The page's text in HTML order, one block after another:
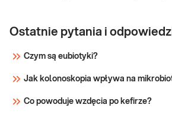
Ostatnie pytania i
Czym są eubiotyki?
Jak kolonoskopia wpływa na
Co powoduje wzdęcia po kefirze?